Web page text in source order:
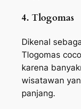
4. Tlogomas
Dikenal
Tlogomas
karena
wisatawan
panjang.